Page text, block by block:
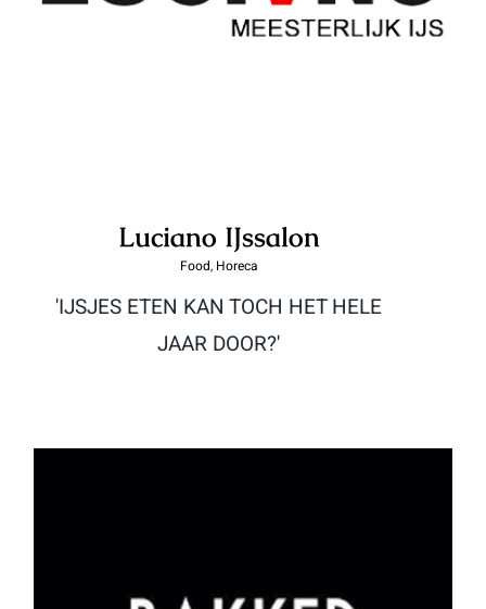
Luciano IJssalon
Food, Horeca
'IJSJES ETEN KAN TOCH HET HELE
JAAR DOOR?'